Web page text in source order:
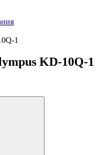
1
KD-10Q-1